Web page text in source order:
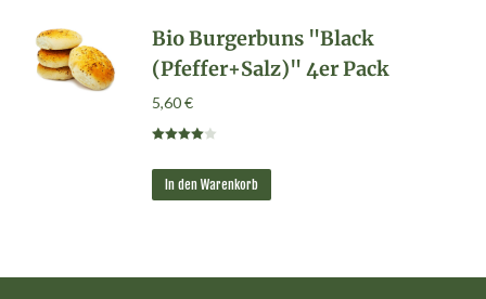
Bio Burgerbuns "Black
(Pfeffer+Salz)" 4er Pack
5,60€
von 5
In den Warenkorb